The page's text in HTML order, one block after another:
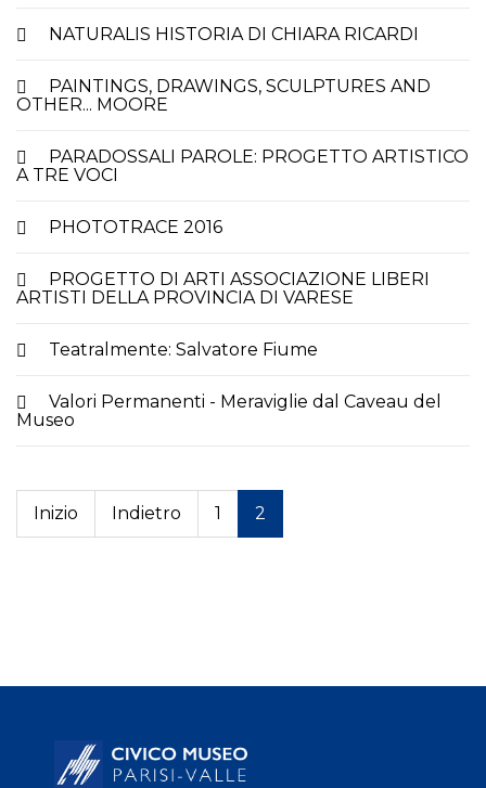
NATURALIS HISTORIA DI CHIARA RICARDI
PAINTINGS, DRAWINGS, SCULPTURES AND
OTHER... MOORE
PARADOSSALI PAROLE: PROGETTO ARTISTICO
A TRE VOCI
PHOTOTRACE 2016
PROGETTO DI ARTI ASSOCIAZIONE LIBERI
ARTISTI DELLA PROVINCIA DI VARESE
Teatralmente: Salvatore Fiume
Valori Permanenti - Meraviglie dal Caveau del
Museo
Inizio Indietro 1 2